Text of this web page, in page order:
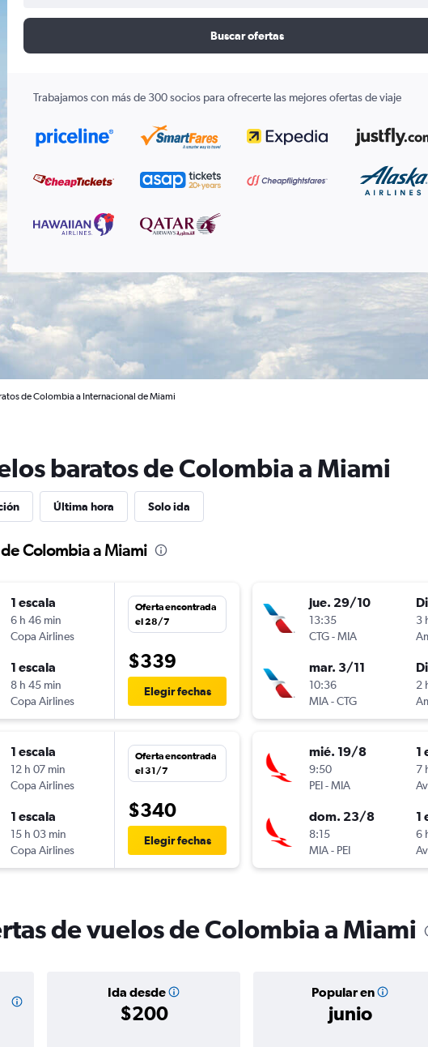
Buscar ofertas
Trabajamos con más de 300 socios para ofrecerte las mejores ofertas de viaje
de Colombia a Internacional de Miami
baratos de Colombia a Miami
Última hora Solo ida
Colombia a Miami
1 escala
6 h 46 min
Copa Airlines
1 escala
8 h 45 min
Copa Airlines
Oferta encontrada
el 28/7
$339
Elegir fechas
1 escala
12 h 07 min
Copa Airlines
1 escala
15 h 03 min
Copa Airlines
Oferta encontrada
el 31/7
$340
Elegir fechas
jue. 29/10
13:35
CTG-MIA
3
mar. 3/11
10:36
MIA-CTG
2
mié. 19/8
9:50
PEI-MIA
1
7
dom. 23/8
8:15
MIA- PEI
1
6
de vuelos de Colombia a Miami
Ida desde
$200
Popular en
junio